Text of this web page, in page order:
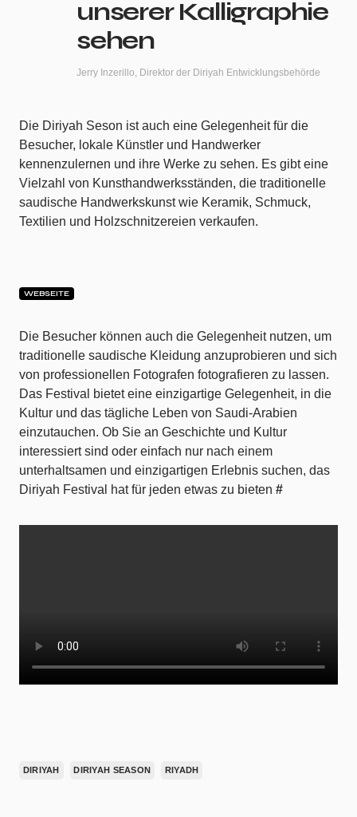
unserer Kalligraphie
sehen
Jerry Inzerillo, Direktor der Diriyah Entwicklungsbehörde
Die Diriyah Seson ist auch eine Gelegenheit für die
Besucher, lokale Künstler und Handwerker
kennenzulernen und ihre Werke zu sehen. Es gibt eine
Vielzahl von Kunsthandwerksständen, die traditionelle
saudische Handwerkskunst wie Keramik, Schmuck,
Textilien und Holzschnitzereien verkaufen.
WEBSEITE
Die Besucher können auch die Gelegenheit nutzen, um
traditionelle saudische Kleidung anzuprobieren und sich
von professionellen Fotografen fotografieren zu lassen.
Das Festival bietet eine einzigartige Gelegenheit, in die
Kultur und das tägliche Leben von Saudi-Arabien
einzutauchen. Ob Sie an Geschichte und Kultur
interessiert sind oder einfach nur nach einem
unterhaltsamen und einzigartigen Erlebnis suchen, das
Diriyah Festival hat für jeden etwas zu bieten #
DIRIYAH DIRIYAH SEASON RIYADH